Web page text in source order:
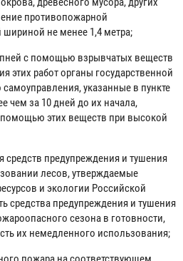
противопожарной
не менее 1,4 метра;
с помощью взрывчатых веществ
этих работ органы государственной
указанные в пункте
чем за 10 дней до их начала,
помощью этих веществ при высокой
предупреждения и тушения
лесов, утверждаемые
и экологии Российской
средства предупреждения и тушения
сезона в готовности,
их немедленного использования;